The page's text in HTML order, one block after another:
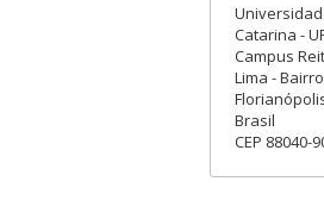
Catarina -
Campus
Lima -
Brasil
CEP 88040-